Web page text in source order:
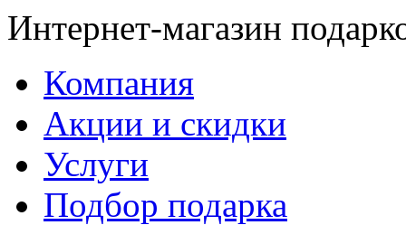
Интернет-магазин
Компания
Акции и скидки
Услуги
Подбор подарка